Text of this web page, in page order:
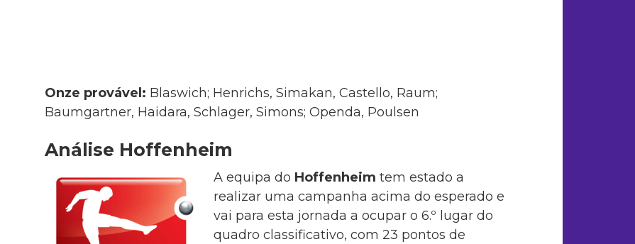
Onze provável: Blaswich; Henrichs, Simakan, Castello, Raum;
Baumgartner, Haidara, Schlager, Simons; Openda, Poulsen
Análise Hoffenheim
A equipa do Hoffenheim tem estado a
realizar uma campanha acima do esperado e
vai para esta jornada a ocupar o 6.º lugar do
quadro classificativo, com 23 pontos de